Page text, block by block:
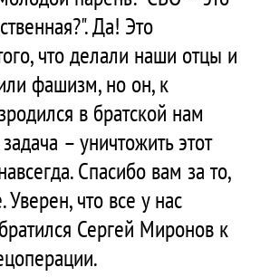
Да! Это
что делали наши отцы и
фашизм, но он, к
в братской нам
– уничтожить этот
Спасибо вам за то,
Уверен, что все у нас
Сергей Миронов к